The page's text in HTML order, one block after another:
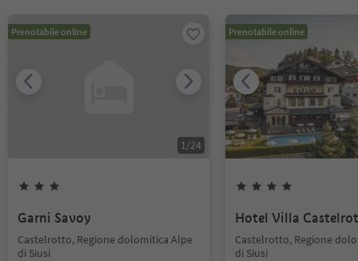
Prenotabile online
1/24
Garni Savoy
Castelrotto, Regione dolomitica Alpe
di Siusi
Prenotabile online
Hotel Villa
Castelrotto, Regione
di Siusi